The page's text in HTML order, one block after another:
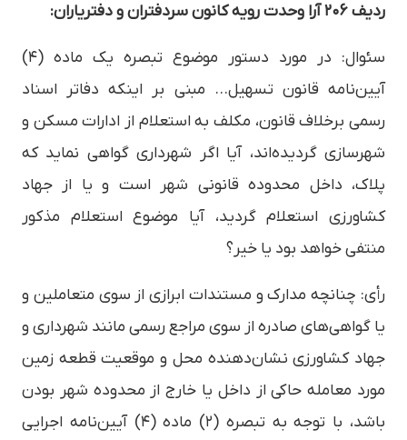
ردیف ۲۰۶ آرا وحدت رویه کانون سردفتران و دفتریاران:
سئوال: در مورد دستور موضوع تبصره یک ماده (۴)
آیین‌نامه قانون تسهیل… مبنی بر اینکه دفاتر اسناد
رسمی برخلاف قانون، مکلف به استعلام از ادارات مسکن و
شهرسازی گردیده‌اند، آیا اگر شهرداری گواهی نماید که
پلاک، داخل محدوده قانونی شهر است و یا از جهاد
کشاورزی استعلام گردید، آیا موضوع استعلام مذکور
منتفی خواهد بود یا خیر؟
رأی: چنانچه مدارک و مستندات ابرازی از سوی متعاملین و
یا گواهی‌های صادره از سوی مراجع رسمی مانند شهرداری و
جهاد کشاورزی نشان‌دهنده محل و موقعیت قطعه زمین
مورد معامله حاکی از داخل یا خارج از محدوده شهر بودن
باشد، با توجه به تبصره (۲) ماده (۴) آیین‌نامه اجرایی